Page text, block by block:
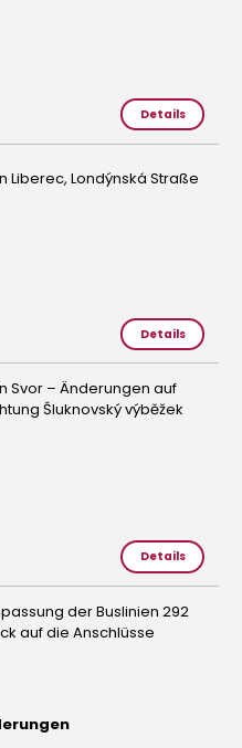
Details
Liberec, Londýnská Straße
Details
Svor – Änderungen auf
Šluknovský výběžek
Details
der Buslinien 292
auf die Anschlüsse